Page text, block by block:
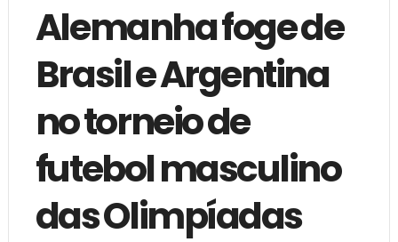
Alemanha foge de
Brasil e Argentina
no torneio de
futebol masculino
das Olimpíadas